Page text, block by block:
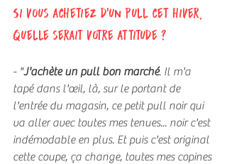
Si vous achetiez d'un pull cet hiver,
quelle serait votre attitude ?
- "J'achète un pull bon marché. Il m'a
tapé dans l'œil, là, sur le portant de
l'entrée du magasin, ce petit pull noir qui
va aller avec toutes mes tenues... noir c'est
indémodable en plus. Et puis c'est original
cette coupe, ça change, toutes mes copines